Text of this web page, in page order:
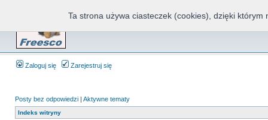
Zaloguj się Zarejestruj się
Posty bez odpowiedzi | Aktywne tematy
Indeks witryny
Ta strona używa ciasteczek (cookies), dzięki którym